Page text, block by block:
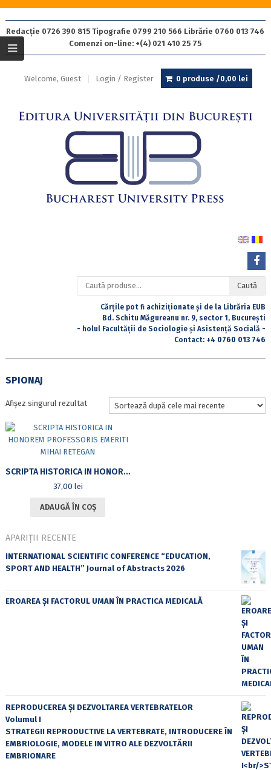
Redacție 0726 390 815 Tipografie 0799 210 566 Librărie 0760 013 746
Comenzi on-line: +(4) 021 410 25 75
Welcome, Guest Login / Register 0 produse /0,00 lei
Caută
după:
Caută
Cărțile pot fi achiziționate și de la Librăria EUB
Bd. Schitu Măgureanu nr. 9, sector 1, București
- holul Facultății de Sociologie și Asistență Socială -
Contact: +4 0760 013 746
SPIONAJ
Afișez singurul rezultat
SCRIPTA HISTORICA IN HONOREM PROFESSORIS EMERITI MIHAI RETEGAN
37,00 lei
ADAUGĂ ÎN COȘ
APARIȚII RECENTE
INTERNATIONAL SCIENTIFIC CONFERENCE “EDUCATION,
SPORT AND HEALTH” Journal of Abstracts 2026
EROAREA ȘI FACTORUL UMAN ÎN PRACTICA MEDICALĂ
REPRODUCEREA ȘI DEZVOLTAREA VERTEBRATELOR
Volumul I
STRATEGII REPRODUCTIVE LA VERTEBRATE, INTRODUCERE ÎN
EMBRIOLOGIE, MODELE IN VITRO ALE DEZVOLTĂRII
EMBRIONARE